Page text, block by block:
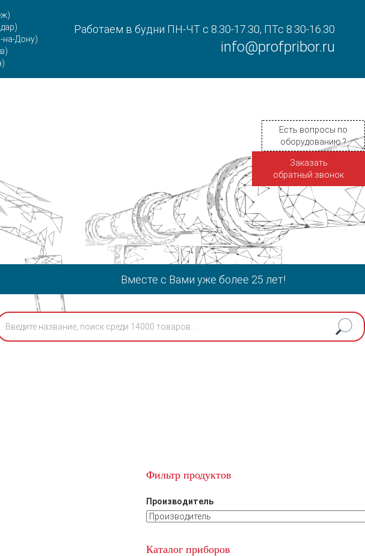
на-Дону)
Работаем в будни ПН-ЧТ с 8.30-17.30, ПТс 8.30-16.30
info@profpribor.ru
Есть вопросы по
оборудованию ?
Заказать
обратный звонок
Вместе с Вами уже более 25 лет!
Фильтр продуктов
Производитель
Каталог приборов